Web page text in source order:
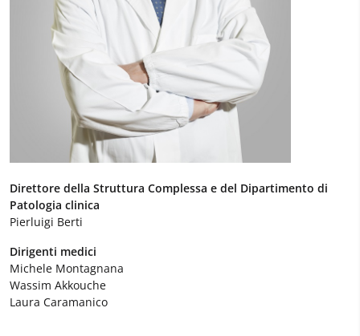
Direttore della Struttura Complessa e del Dipartimento di
Patologia clinica
Pierluigi Berti
Dirigenti medici
Michele Montagnana
Wassim Akkouche
Laura Caramanico